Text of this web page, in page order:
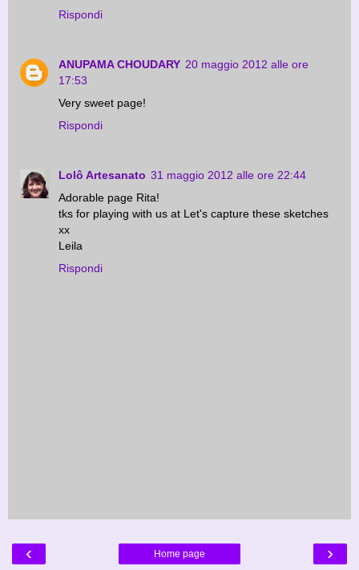
Rispondi
ANUPAMA CHOUDARY 20 maggio 2012 alle ore
17:53
Very sweet page!
Rispondi
Lolô Artesanato 31 maggio 2012 alle ore 22:44
Adorable page Rita!
tks for playing with us at Let's capture these sketches
xx
Leila
Rispondi
‹ ›
Home page